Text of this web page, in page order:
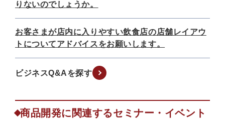
りないのでしょうか。
お客さまが店内に入りやすい飲食店の店舗レイアウ
トについてアドバイスをお願いします。
ビジネスQ&Aを探す
商品開発に関連するセミナー・イベント